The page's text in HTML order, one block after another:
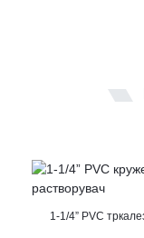
1-1/4” PVC